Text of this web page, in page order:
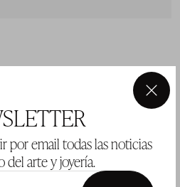
por email todas las noticias
del arte y joyería.
×